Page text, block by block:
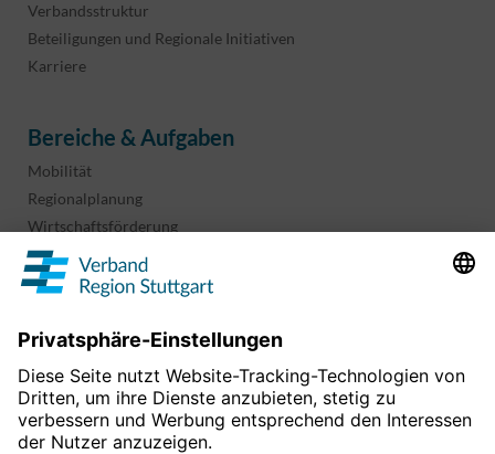
Verbandsstruktur
Beteiligungen und Regionale Initiativen
Karriere
Bereiche & Aufgaben
Mobilität
Regionalplanung
Wirtschaftsförderung
Sport und Kultur
Projekte & Programme
Informationen & Downloads